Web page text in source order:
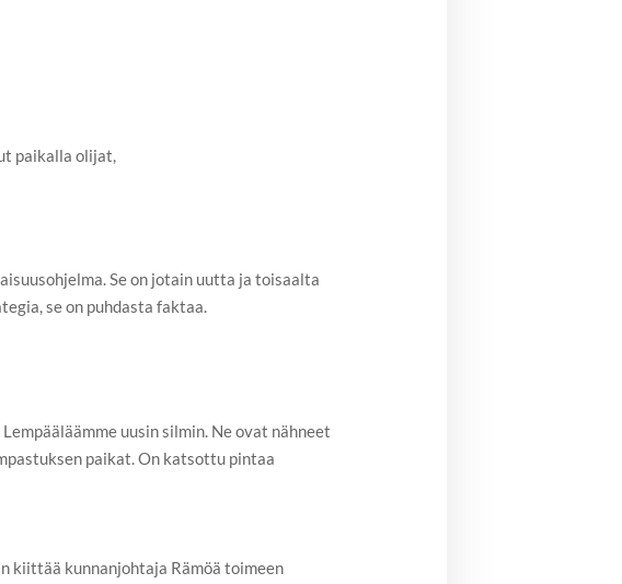
paikalla olijat,
Se on jotain uutta ja toisaalta
se on puhdasta faktaa.
uusin silmin. Ne ovat nähneet
paikat. On katsottu pintaa
kiittää kunnanjohtaja Rämöä toimeen